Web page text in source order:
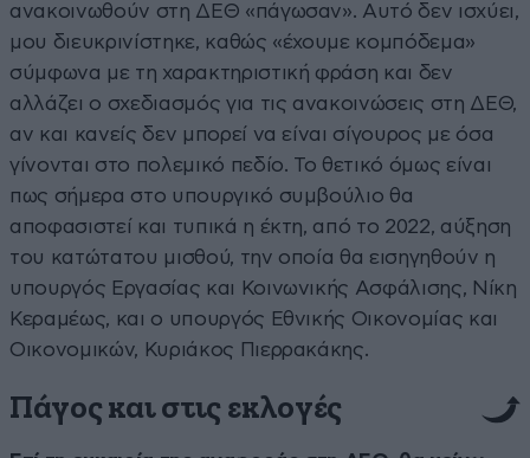
ανακοινωθούν στη ΔΕΘ «πάγωσαν». Αυτό δεν ισχύει,
μου διευκρινίστηκε, καθώς «έχουμε κομπόδεμα»
σύμφωνα με τη χαρακτηριστική φράση και δεν
αλλάζει ο σχεδιασμός για τις ανακοινώσεις στη ΔΕΘ,
αν και κανείς δεν μπορεί να είναι σίγουρος με όσα
γίνονται στο πολεμικό πεδίο. Το θετικό όμως είναι
πως σήμερα στο υπουργικό συμβούλιο θα
αποφασιστεί και τυπικά η έκτη, από το 2022, αύξηση
του κατώτατου μισθού, την οποία θα εισηγηθούν η
υπουργός Εργασίας και Κοινωνικής Ασφάλισης, Νίκη
Κεραμέως, και ο υπουργός Εθνικής Οικονομίας και
Οικονομικών, Κυριάκος Πιερρακάκης.
Πάγος και στις εκλογές